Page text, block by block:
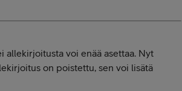
voi enää asettaa. Nyt
on poistettu, sen voi lisätä